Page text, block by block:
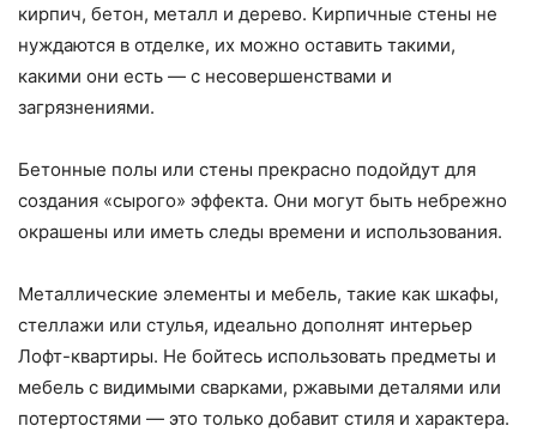
кирпич, бетон, металл и дерево. Кирпичные стены не
нуждаются в отделке, их можно оставить такими,
какими они есть — с несовершенствами и
загрязнениями.
Бетонные полы или стены прекрасно подойдут для
создания «сырого» эффекта. Они могут быть небрежно
окрашены или иметь следы времени и использования.
Металлические элементы и мебель, такие как шкафы,
стеллажи или стулья, идеально дополнят интерьер
Лофт-квартиры. Не бойтесь использовать предметы и
мебель с видимыми сварками, ржавыми деталями или
потертостями — это только добавит стиля и характера.